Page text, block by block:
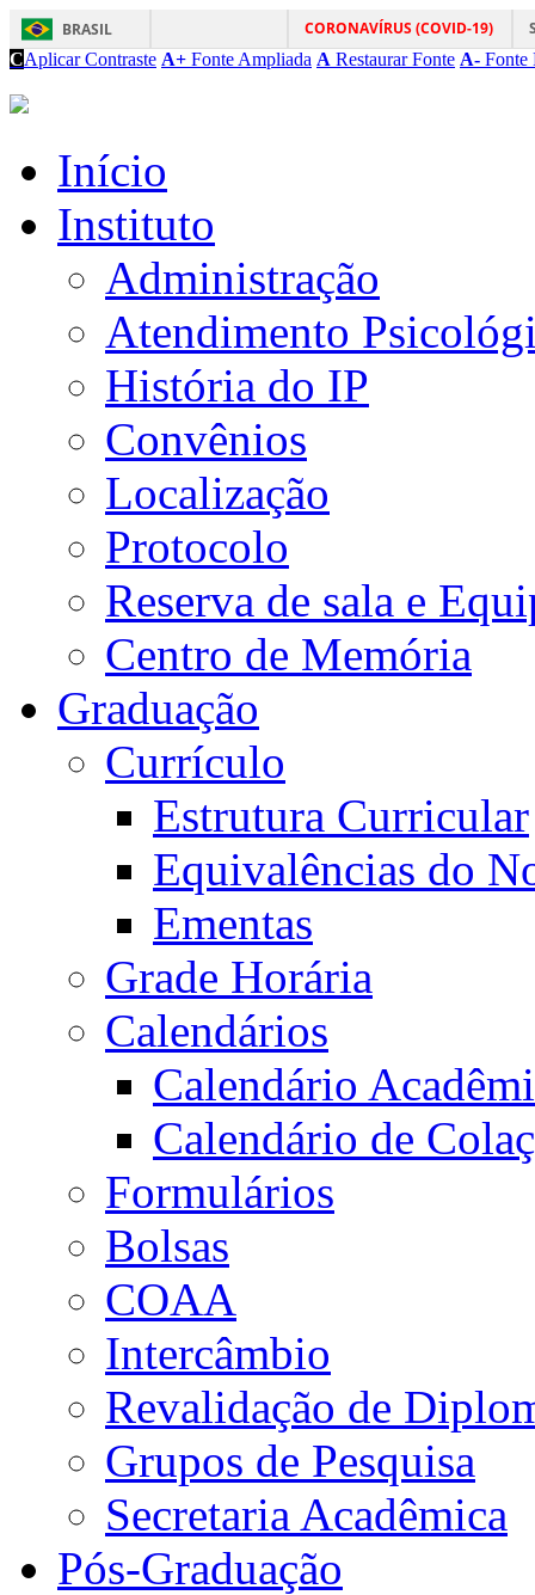
BRASIL CORONAVÍRUS (COVID-19)
CAplicar Contraste A+ Fonte Ampliada A Restaurar Fonte A- Fonte
Início
Instituto
Administração
Atendimento
História do IP
Convênios
Localização
Protocolo
Reserva de sala e
Centro de Memória
Graduação
Currículo
Estrutura Curricular
Equivalências do
Ementas
Grade Horária
Calendários
Calendário
Calendário de
Formulários
Bolsas
COAA
Intercâmbio
Revalidação de
Grupos de Pesquisa
Secretaria Acadêmica
Pós-Graduação